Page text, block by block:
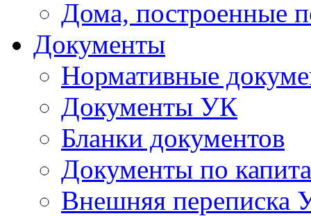
Дома, построенные
Документы
Нормативные
Документы УК
Бланки документов
Документы по
Внешняя переписка